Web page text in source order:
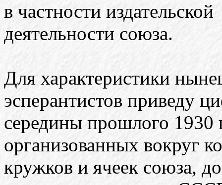
в частности издательской
деятельности союза.
Для характеристики
эсперантистов приведу
середины прошлого 1930
организованных вокруг
кружков и ячеек союза,